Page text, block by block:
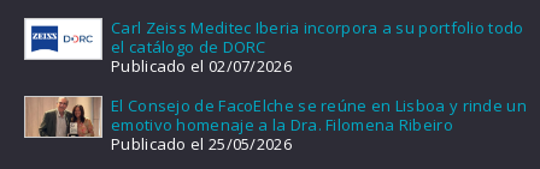
Carl Zeiss Meditec Iberia incorpora a su portfolio todo
el catálogo de DORC
Publicado el 02/07/2026
El Consejo de FacoElche se reúne en Lisboa y rinde un
emotivo homenaje a la Dra. Filomena Ribeiro
Publicado el 25/05/2026